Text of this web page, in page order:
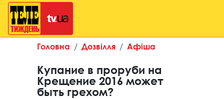
Головна Дозвілля Афіша
Купание в проруби на
Крещение 2016 может
быть грехом?